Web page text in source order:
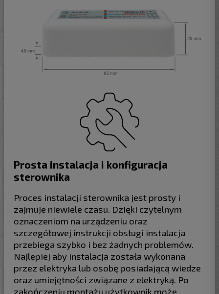
Prosta instalacja i konfiguracja
sterownika
Proces instalacji sterownika jest prosty i
zajmuje niewiele czasu. Dzięki czytelnym
oznaczeniom na urządzeniu oraz
szczegółowej instrukcji obsługi instalacja
przebiega szybko i bez żadnych problemów.
Najlepiej aby instalacja została wykonana
przez elektryka lub osobę posiadającą wiedze
oraz umiejętności związane z elektryką. Po
zakończeniu montażu użytkownik może